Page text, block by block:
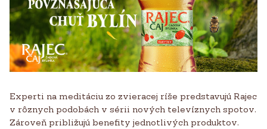
Experti na meditáciu zo zvieracej ríše predstavujú Rajec
v rôznych podobách v sérii nových televíznych spotov.
Zároveň približujú benefity jednotlivých produktov.